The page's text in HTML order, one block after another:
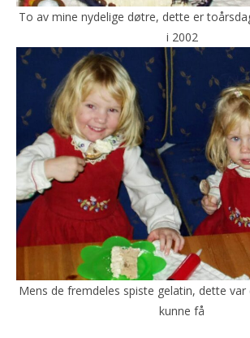
To av mine nydelige døtre, dette er
i 2002
Mens de fremdeles spiste gelatin, dette var
kunne få